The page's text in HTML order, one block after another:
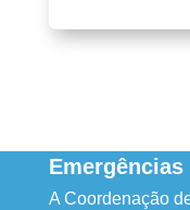
Emergências
A Coordenação